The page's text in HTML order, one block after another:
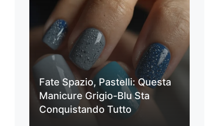
Fate Spazio, Pastelli: Questa
Manicure Grigio-Blu Sta
Conquistando Tutto